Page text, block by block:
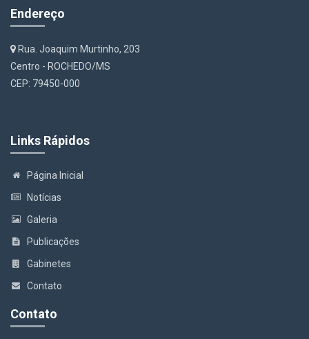
Endereço
Rua. Joaquim Murtinho, 203
Centro - ROCHEDO/MS
CEP: 79450-000
Links Rápidos
Página Inicial
Notícias
Galeria
Publicações
Gabinetes
Contato
Contato